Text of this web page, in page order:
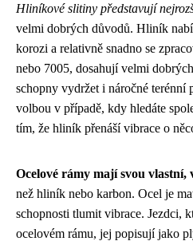
Hliníkové slitiny představují
velmi dobrých důvodů. Hliník
korozi a relativně snadno se
nebo 7005, dosahují velmi
schopny vydržet i náročné
volbou v případě, kdy hledáte
tím, že hliník přenáší vibrace o
Ocelové rámy mají svou
než hliník nebo karbon. Ocel je
schopnosti tlumit vibrace. Jezdci,
ocelovém rámu, jej popisují jako